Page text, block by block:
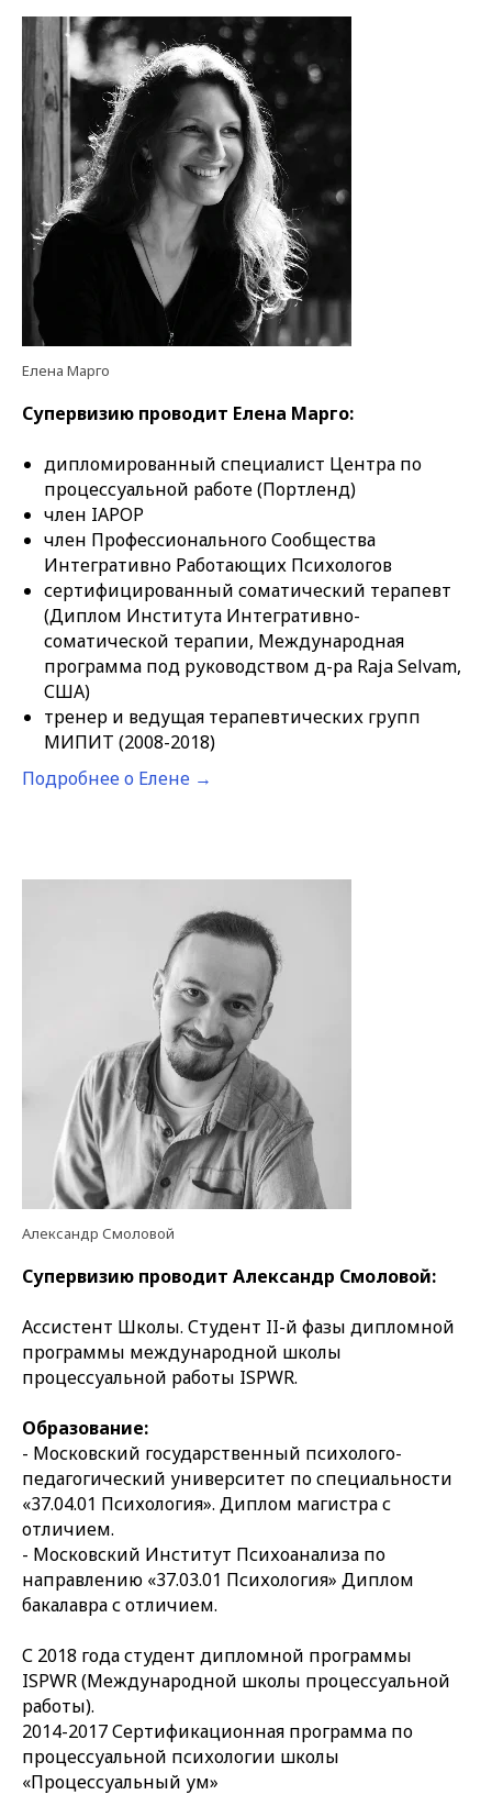
Елена Марго
Супервизию проводит Елена Марго:
дипломированный специалист Центра по
процессуальной работе (Портленд)
член IAPOP
член Профессионального Сообщества
Интегративно Работающих Психологов
сертифицированный соматический терапевт
(Диплом Института Интегративно-
соматической терапии, Международная
программа под руководством д-ра Raja Selvam,
США)
тренер и ведущая терапевтических групп
МИПИТ (2008-2018)
Подробнее о Елене →
Александр Смоловой
Супервизию проводит Александр Смоловой:
Ассистент Школы. Студент II-й фазы дипломной
программы международной школы
процессуальной работы ISPWR.
Образование:
- Московский государственный психолого-
педагогический университет по специальности
«37.04.01 Психология». Диплом магистра с
отличием.
- Московский Институт Психоанализа по
направлению «37.03.01 Психология» Диплом
бакалавра с отличием.
С 2018 года студент дипломной программы
ISPWR (Международной школы процессуальной
работы).
2014-2017 Сертификационная программа по
процессуальной психологии школы
«Процессуальный ум»